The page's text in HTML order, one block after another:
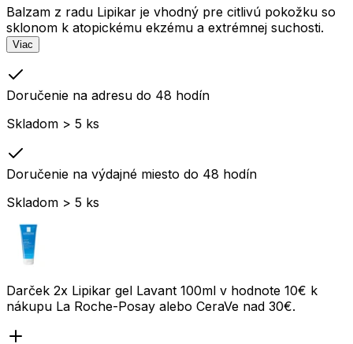
Balzam z radu Lipikar je vhodný pre citlivú pokožku so
sklonom k ​​atopickému ekzému a extrémnej suchosti.
Viac
Doručenie na adresu do 48 hodín
Skladom > 5 ks
Doručenie na výdajné miesto do 48 hodín
Skladom > 5 ks
Darček 2x Lipikar gel Lavant 100ml v hodnote 10€ k
nákupu La Roche-Posay alebo CeraVe nad 30€.